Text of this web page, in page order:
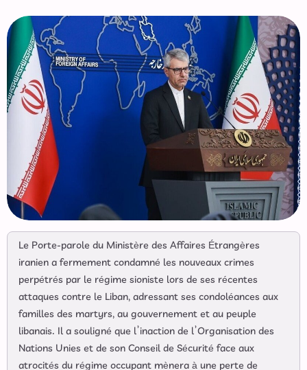
Le Porte-parole du Ministère des Affaires Étrangères
iranien a fermement condamné les nouveaux crimes
perpétrés par le régime sioniste lors de ses récentes
attaques contre le Liban, adressant ses condoléances aux
familles des martyrs, au gouvernement et au peuple
libanais. Il a souligné que l’inaction de l’Organisation des
Nations Unies et de son Conseil de Sécurité face aux
atrocités du régime occupant mènera à une perte de